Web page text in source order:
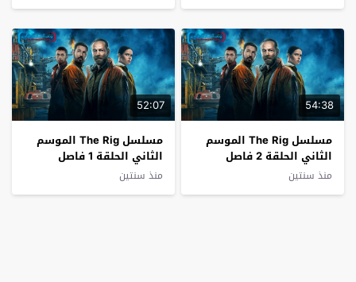
54:38
مسلسل The Rig الموسم
الثاني الحلقة 2 فاصل
اعلاني
منذ سنتين
52:07
مسلسل The Rig الموسم
الثاني الحلقة 1 فاصل
اعلاني
منذ سنتين